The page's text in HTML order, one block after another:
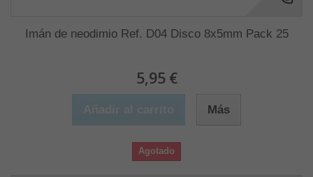
Imán de neodimio Ref. D04 Disco 8x5mm Pack 25
5,95 €
Más
Agotado